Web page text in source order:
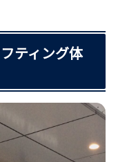
ティング体